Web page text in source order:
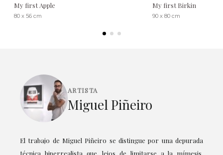
My first Apple
80 x 56 cm
My first Birkin
90 x 80 cm
ARTISTA
Miguel Piñeiro
El trabajo de Miguel Piñeiro se distingue por una depurada
técnica hiperrealista que, lejos de limitarse a la mímesis,